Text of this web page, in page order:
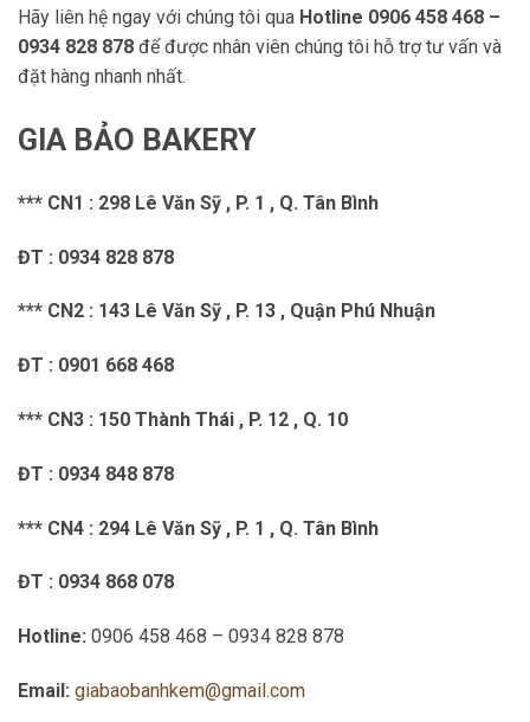
Hãy liên hệ ngay với chúng tôi qua Hotline 0906 458 468 –
0934 828 878 để được nhân viên chúng tôi hỗ trợ tư vấn và
đặt hàng nhanh nhất.
GIA BẢO BAKERY
*** CN1 : 298 Lê Văn Sỹ , P. 1 , Q. Tân Bình
ĐT : 0934 828 878
*** CN2 : 143 Lê Văn Sỹ , P. 13 , Quận Phú Nhuận
ĐT : 0901 668 468
*** CN3 : 150 Thành Thái , P. 12 , Q. 10
ĐT : 0934 848 878
*** CN4 : 294 Lê Văn Sỹ , P. 1 , Q. Tân Bình
ĐT : 0934 868 078
Hotline: 0906 458 468 – 0934 828 878
Email: giabaobanhkem@gmail.com